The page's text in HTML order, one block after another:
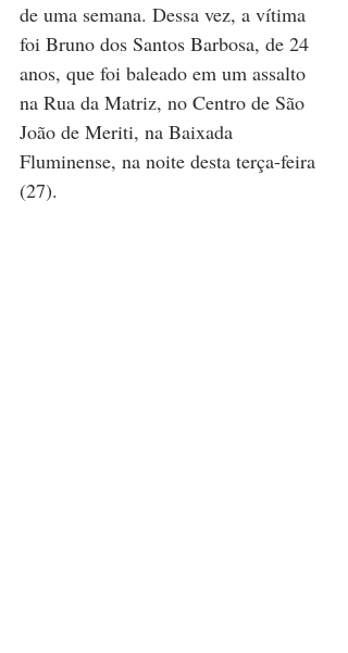
de uma semana. Dessa vez, a vítima
foi Bruno dos Santos Barbosa, de 24
anos, que foi baleado em um assalto
na Rua da Matriz, no Centro de São
João de Meriti, na Baixada
Fluminense, na noite desta terça-feira
(27).